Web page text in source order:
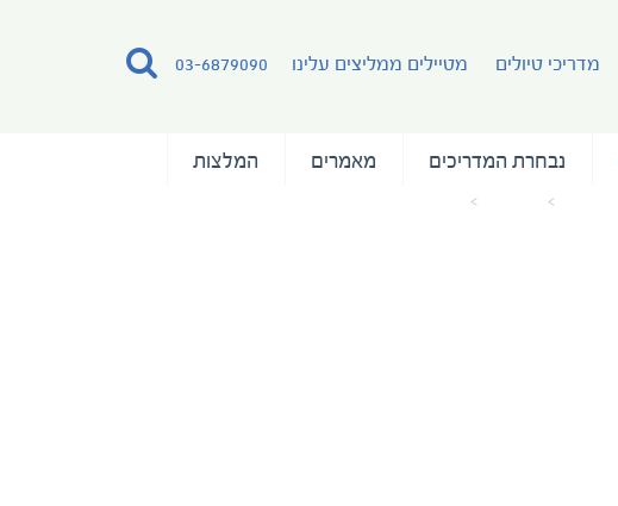
03-6879090 מדריכי טיולים מטיילים ממליצים עלינו
נבחרת המדריכים מאמרים המלצות